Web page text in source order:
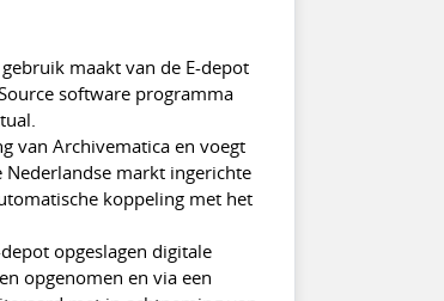
maakt van de E-depot
software programma
van Archivematica en voegt
markt ingerichte
koppeling met het
opgeslagen digitale
opgenomen en via een